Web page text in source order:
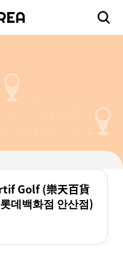
Golf (樂天百貨
데백화점 안산점)